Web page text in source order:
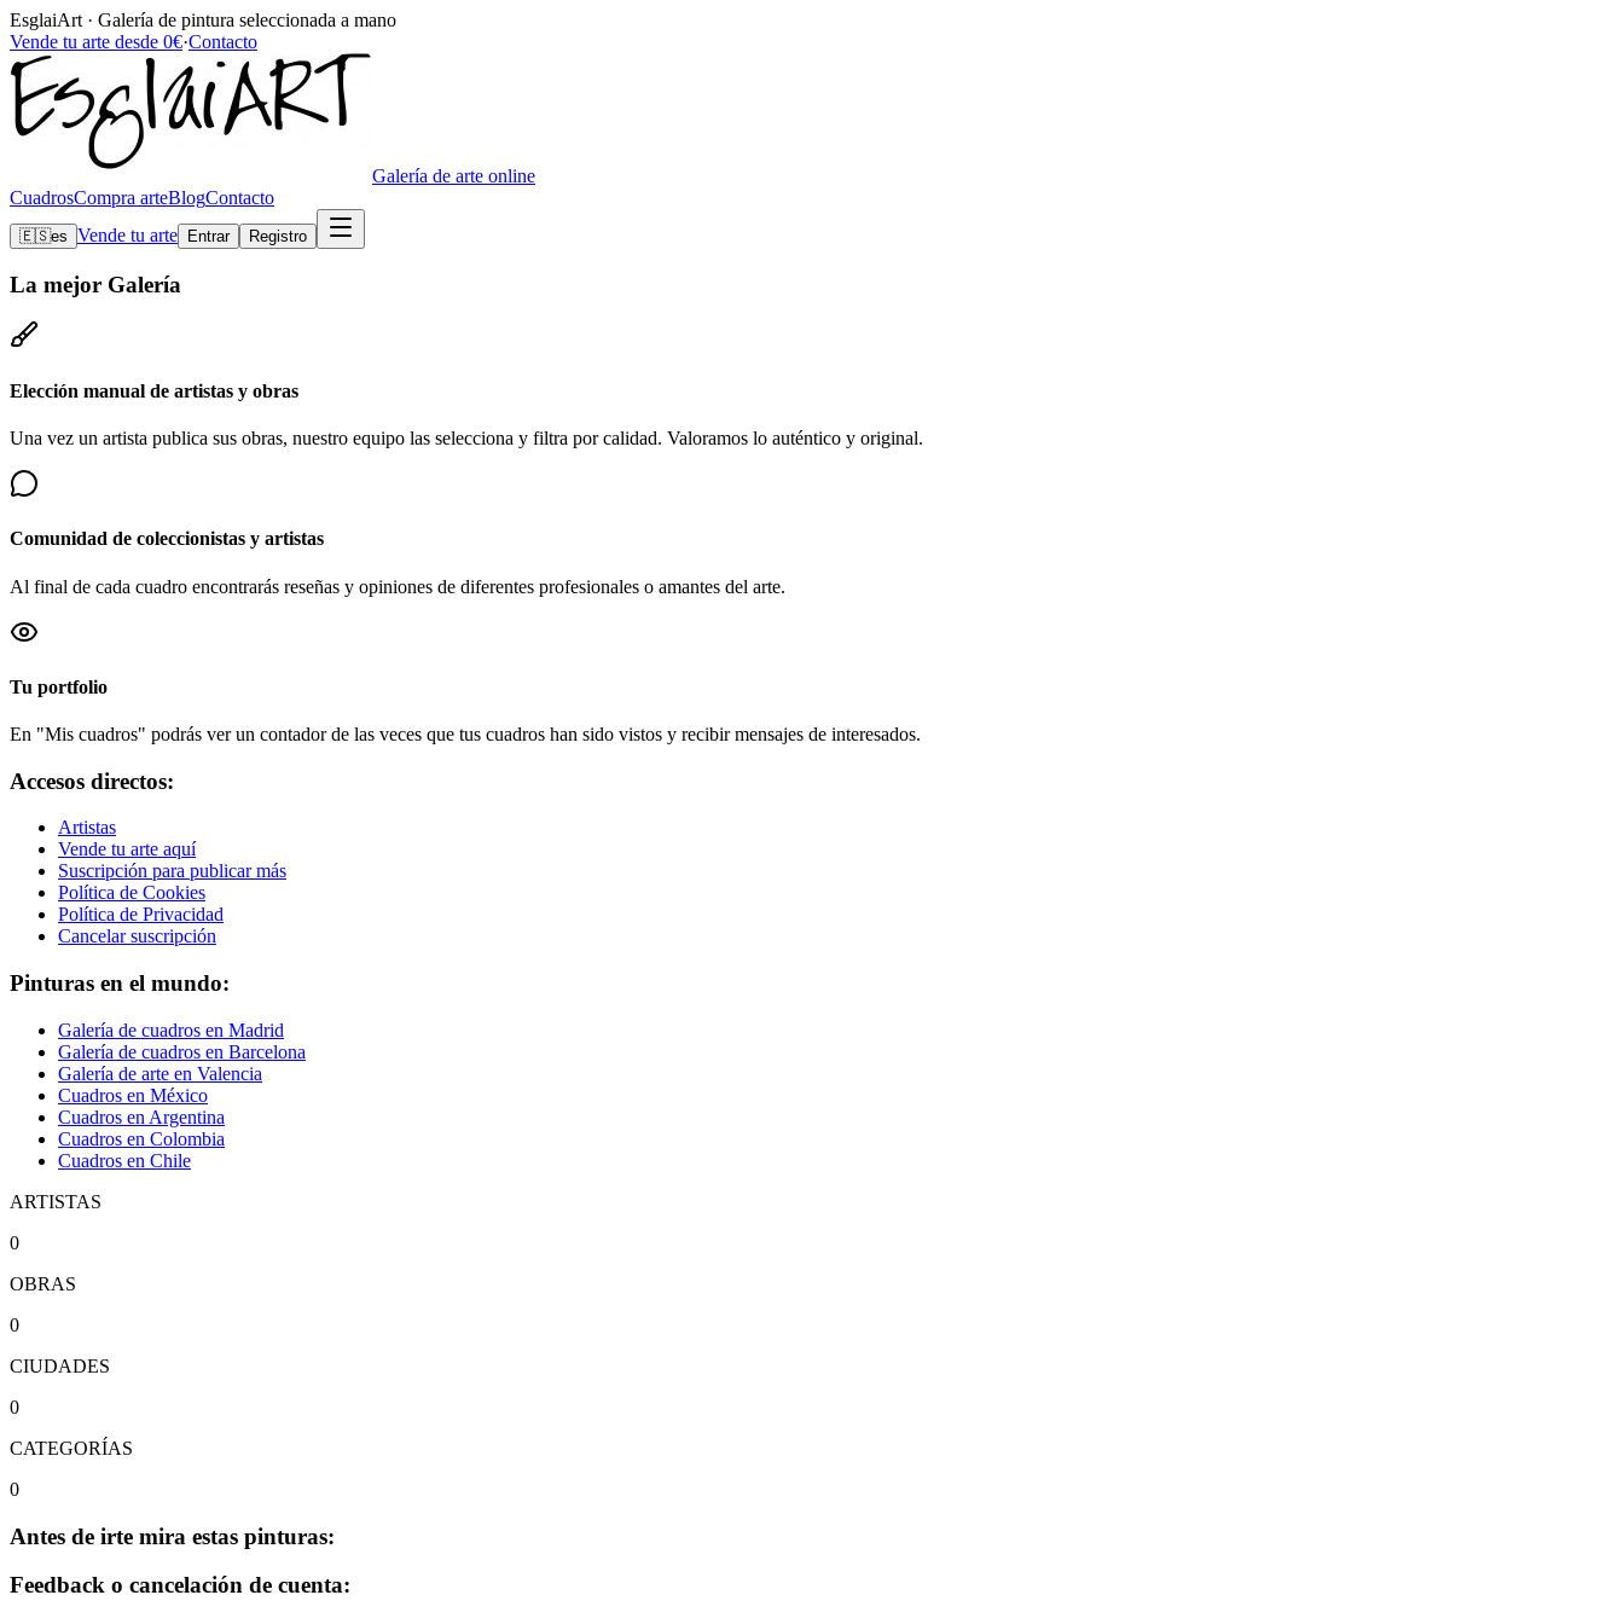
EsglaiArt · Galería de pintura seleccionada a mano
Vende tu arte desde 0€·Contacto
Galería de arte online
CuadrosCompra arteBlogContacto
🇪🇸es Vende tu arte Entrar Registro
La mejor Galería
Elección manual de artistas y obras
Una vez un artista publica sus obras, nuestro equipo las selecciona y filtra por calidad. Valoramos lo auténtico y original.
Comunidad de coleccionistas y artistas
Al final de cada cuadro encontrarás reseñas y opiniones de diferentes profesionales o amantes del arte.
Tu portfolio
En "Mis cuadros" podrás ver un contador de las veces que tus cuadros han sido vistos y recibir mensajes de interesados.
Accesos directos:
Artistas
Vende tu arte aquí
Suscripción para publicar más
Política de Cookies
Política de Privacidad
Cancelar suscripción
Pinturas en el mundo:
Galería de cuadros en Madrid
Galería de cuadros en Barcelona
Galería de arte en Valencia
Cuadros en México
Cuadros en Argentina
Cuadros en Colombia
Cuadros en Chile
ARTISTAS
0
OBRAS
0
CIUDADES
0
CATEGORÍAS
0
Antes de irte mira estas pinturas:
Feedback o cancelación de cuenta: